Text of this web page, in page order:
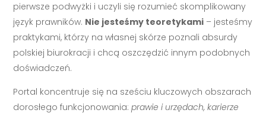
pierwsze podwyżki i uczyli się rozumieć skomplikowany
język prawników. Nie jesteśmy teoretykami – jesteśmy
praktykami, którzy na własnej skórze poznali absurdy
polskiej biurokracji i chcą oszczędzić innym podobnych
doświadczeń.
Portal koncentruje się na sześciu kluczowych obszarach
dorosłego funkcjonowania:prawie i urzędach, karierze